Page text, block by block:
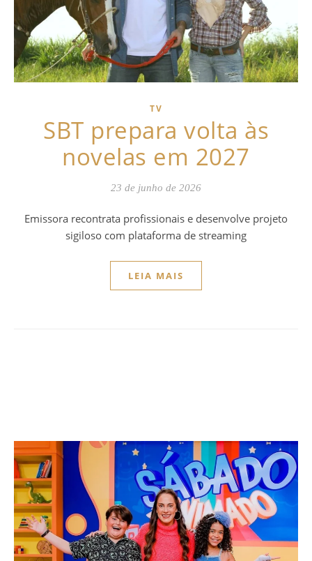
TV
SBT prepara volta às
novelas em 2027
23 de junho de 2026
Emissora recontrata profissionais e desenvolve projeto
sigiloso com plataforma de streaming
LEIA MAIS